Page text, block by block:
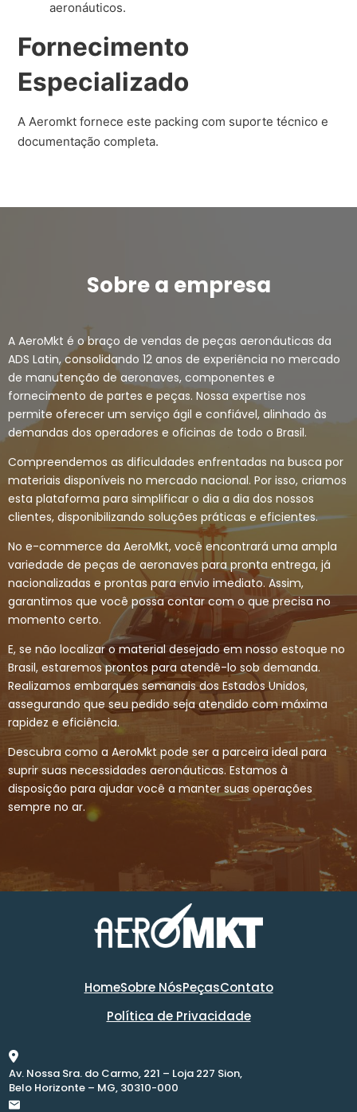
aeronáuticos.
Fornecimento
Especializado
A Aeromkt fornece este packing com suporte técnico e
documentação completa.
Sobre a empresa
A AeroMkt é o braço de vendas de peças aeronáuticas da
ADS Latin, consolidando 12 anos de experiência no mercado
de manutenção de aeronaves, componentes e
fornecimento de partes e peças. Nossa expertise nos
permite oferecer um serviço ágil e confiável, alinhado às
demandas dos operadores e oficinas de todo o Brasil.
Compreendemos as dificuldades enfrentadas na busca por
materiais disponíveis no mercado nacional. Por isso, criamos
esta plataforma para simplificar o dia a dia dos nossos
clientes, disponibilizando soluções práticas e eficientes.
No e-commerce da AeroMkt, você encontrará uma ampla
variedade de peças de aeronaves para pronta entrega, já
nacionalizadas e prontas para envio imediato. Assim,
garantimos que você possa contar com o que precisa no
momento certo.
E, se não localizar o material desejado em nosso estoque no
Brasil, estaremos prontos para atendê-lo sob demanda.
Realizamos embarques semanais dos Estados Unidos,
assegurando que seu pedido seja atendido com máxima
rapidez e eficiência.
Descubra como a AeroMkt pode ser a parceira ideal para
suprir suas necessidades aeronáuticas. Estamos à
disposição para ajudar você a manter suas operações
sempre no ar.
HomeSobre NósPeçasContato
Política de Privacidade
Av. Nossa Sra. do Carmo, 221 – Loja 227 Sion,
Belo Horizonte – MG, 30310-000